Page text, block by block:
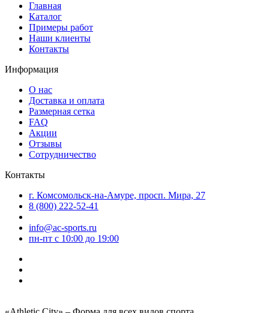
Главная
Каталог
Примеры работ
Наши клиенты
Контакты
Информация
О нас
Доставка и оплата
Размерная сетка
FAQ
Акции
Отзывы
Сотрудничество
Контакты
г. Комсомольск-на-Амуре, просп. Мира, 27
8 (800) 222-52-41
info@ac-sports.ru
пн-пт c 10:00 до 19:00